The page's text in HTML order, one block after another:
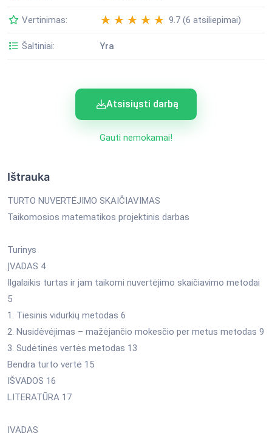
Vertinimas: 9.7 (6 atsiliepimai)
Šaltiniai: Yra
Atsisiųsti darbą
Gauti nemokamai!
Ištrauka
TURTO NUVERTĖJIMO SKAIČIAVIMAS
Taikomosios matematikos projektinis darbas
Turinys
ĮVADAS 4
Ilgalaikis turtas ir jam taikomi nuvertėjimo skaičiavimo metodai
5
1. Tiesinis vidurkių metodas 6
2. Nusidėvėjimas – mažėjančio mokesčio per metus metodas 9
3. Sudėtinės vertės metodas 13
Bendra turto vertė 15
IŠVADOS 16
LITERATŪRA 17
ĮVADAS